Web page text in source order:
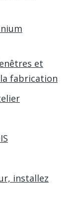
et
fabrication
installez